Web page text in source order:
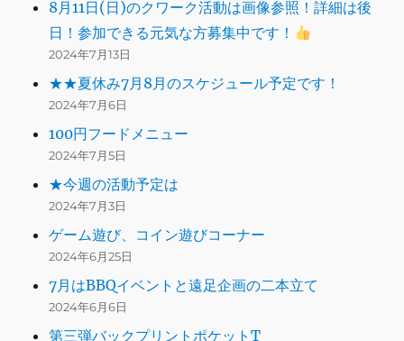
8月11日(日)のクワーク活動は画像参照！詳細は後
日！参加できる元気な方募集中です！
2024年7月13日
★★夏休み7月8月のスケジュール予定です！
2024年7月6日
100円フードメニュー
2024年7月5日
★今週の活動予定は
2024年7月3日
ゲーム遊び、コイン遊びコーナー
2024年6月25日
7月はBBQイベントと遠足企画の二本立て
2024年6月6日
第三弾バックプリントポケットT